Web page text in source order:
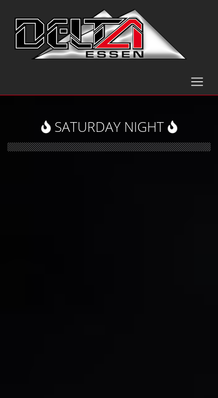
SATURDAY NIGHT